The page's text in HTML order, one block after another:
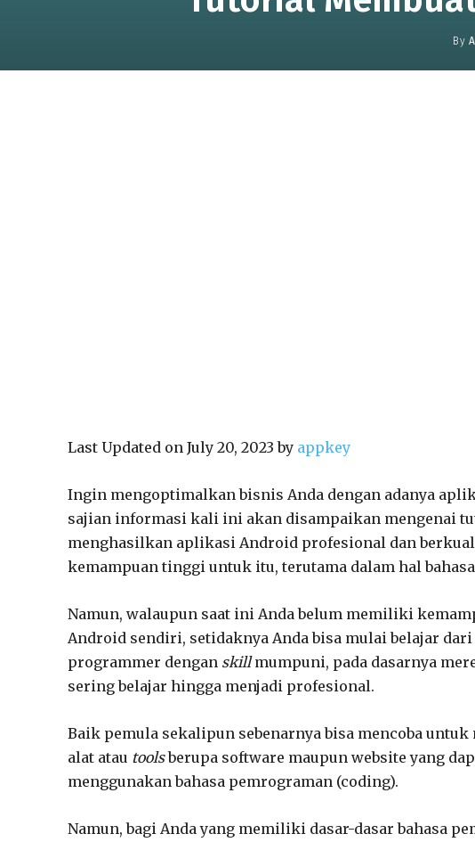
By
Last Updated on July 20, 2023 by appkey
Ingin mengoptimalkan bisnis Anda dengan adanya
sajian informasi kali ini akan disampaikan mengenai
menghasilkan aplikasi Android profesional dan
kemampuan tinggi untuk itu, terutama dalam hal
Namun, walaupun saat ini Anda belum memiliki
Android sendiri, setidaknya Anda bisa mulai belajar dari
programmer dengan skillmumpuni, pada dasarnya
sering belajar hingga menjadi profesional.
Baik pemula sekalipun sebenarnya bisa mencoba
alat atau toolsberupa software maupun website yang
menggunakan bahasa pemrograman (coding).
Namun, bagi Anda yang memiliki dasar-dasar bahasa